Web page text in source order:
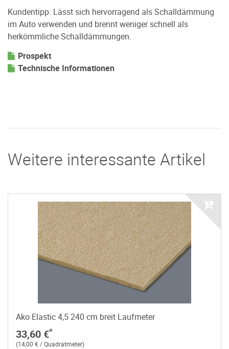
Kundentipp: Lässt sich hervorragend als Schalldämmung
im Auto verwenden und brennt weniger schnell als
herkömmliche Schalldämmungen.
Prospekt
Technische Informationen
Weitere interessante Artikel
Ako Elastic 4,5 240 cm breit Laufmeter
33,60 €*
(14,00 € / Quadratmeter)